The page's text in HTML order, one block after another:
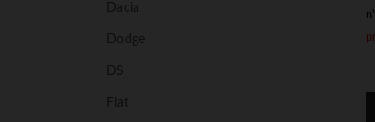
Dacia
Dodge
DS
Fiat